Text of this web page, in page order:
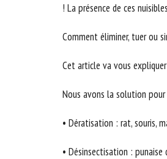
! La présence de ces
Comment éliminer, tuer ou
Cet article va vous
Nous avons la solution
• Dératisation : rat, souris,
• Désinsectisation :